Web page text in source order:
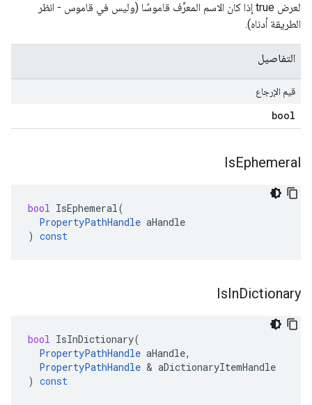
لعرض true إذا كان الاسم المعرِّف قاموسًا (وليس في قاموس - انظر
الطريقة أدناه).
التفاصيل
قيم الإرجاع
bool
IsEphemeral
bool IsEphemeral(
PropertyPathHandle aHandle
) const
IsInDictionary
bool IsInDictionary(
PropertyPathHandle aHandle,
PropertyPathHandle & aDictionaryItemHandle
) const